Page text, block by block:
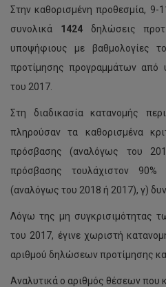
Στην καθορισμένη προθεσμία, 9-
συνολικά 1424δηλώσεις
υποψήφιους με βαθμολογίες
προτίμησης προγραμμάτων από
του 2017.
Στη διαδικασία κατανομής
πληρούσαν τα καθορισμένα
πρόσβασης (αναλόγως του
πρόσβασης τουλάχιστον 90%
(αναλόγως του 2018 ή 2017), γ)
Λόγω της μη συγκρισιμότητας
του 2017, έγινε χωριστή
αριθμού δηλώσεων προτίμησης
Αναλυτικά ο αριθμός θέσεων που